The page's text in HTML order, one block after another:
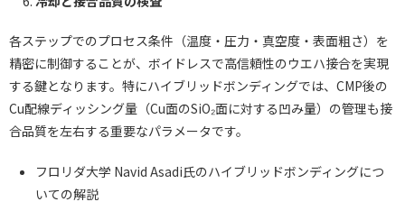
各ステップでのプロセス条件（温度・圧力・真空度・表面粗さ）を
精密に制御することが、ボイドレスで高信頼性のウエハ接合を実現
する鍵となります。特にハイブリッドボンディングでは、CMP後の
Cu配線ディッシング量（Cu面のSiO₂面に対する凹み量）の管理も接
合品質を左右する重要なパラメータです。
フロリダ大学 Navid Asadi氏のハイブリッドボンディングにつ
いての解説